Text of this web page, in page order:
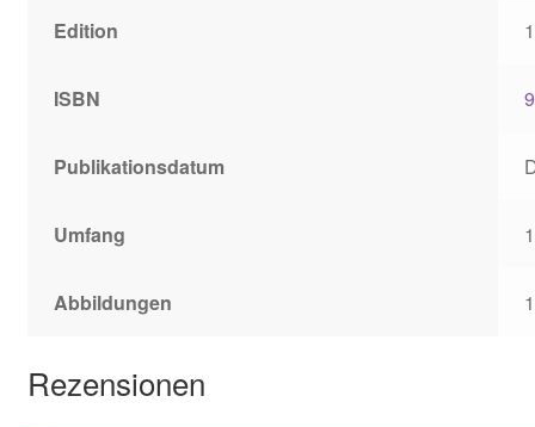
Edition
ISBN
Publikationsdatum
Umfang
Abbildungen
Rezensionen